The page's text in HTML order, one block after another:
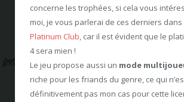
concerne les trophées, si cela vous
moi, je vous parlerai de ces derniers
Platinum Club, car il est évident que le
4 sera mien !
Le jeu propose aussi un mode
riche pour les friands du genre, ce qui
définitivement pas mon cas pour cette